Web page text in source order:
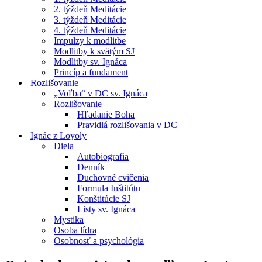
2. týždeň Meditácie
3. týždeň Meditácie
4. týždeň Meditácie
Impulzy k modlitbe
Modlitby k svätým SJ
Modlitby sv. Ignáca
Princíp a fundament
Rozlišovanie
„Voľba“ v DC sv. Ignáca
Rozlišovanie
Hľadanie Boha
Pravidlá rozlišovania v DC
Ignác z Loyoly
Diela
Autobiografia
Denník
Duchovné cvičenia
Formula Inštitútu
Konštitúcie SJ
Listy sv. Ignáca
Mystika
Osoba lídra
Osobnosť a psychológia